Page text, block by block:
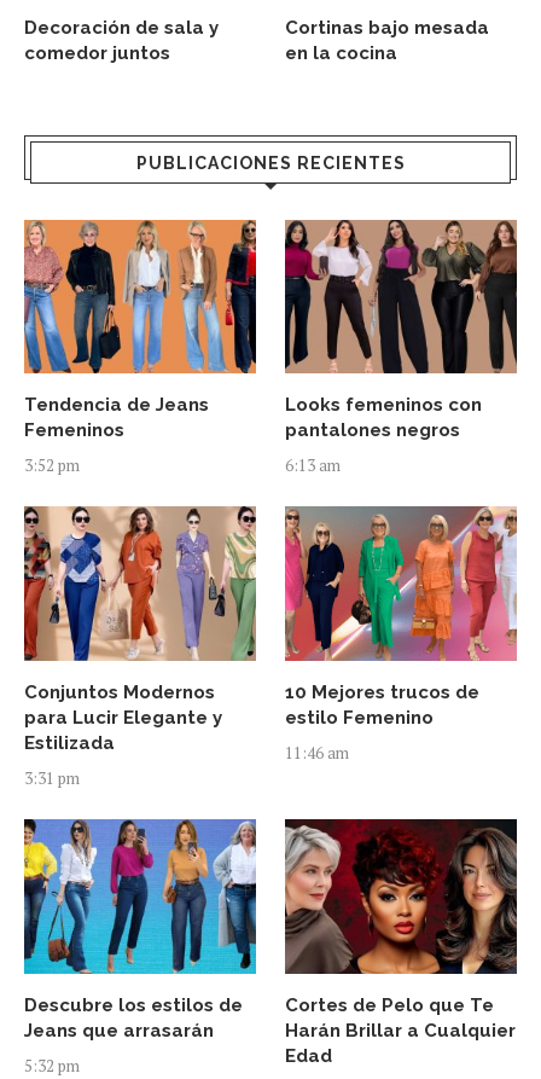
Decoración de sala y
comedor juntos
Cortinas bajo mesada
en la cocina
PUBLICACIONES RECIENTES
Tendencia de Jeans
Femeninos
3:52 pm
Looks femeninos con
pantalones negros
6:13 am
Conjuntos Modernos
para Lucir Elegante y
Estilizada
3:31 pm
10 Mejores trucos de
estilo Femenino
11:46 am
Descubre los estilos de
Jeans que arrasarán
5:32 pm
Cortes de Pelo que Te
Harán Brillar a Cualquier
Edad